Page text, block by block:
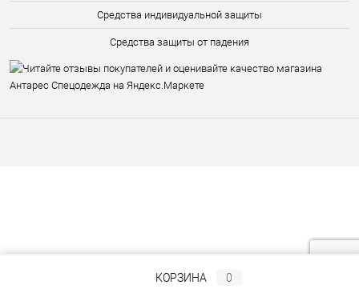
Средства индивидуальной защиты
Средства защиты от падения
КОРЗИНА 0